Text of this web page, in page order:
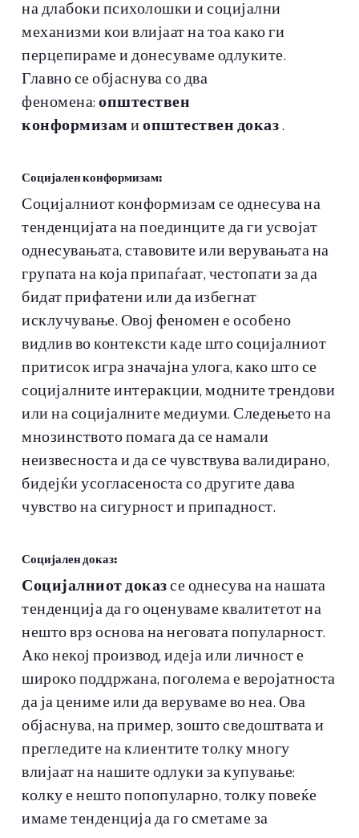
на длабоки психолошки и социјални
механизми кои влијаат на тоа како ги
перцепираме и донесуваме одлуките.
Главно се објаснува со два
феномена:општествен
конформизам иопштествен доказ .
Социјален конформизам:
Социјалниот конформизам се однесува на
тенденцијата на поединците да ги усвојат
однесувањата, ставовите или верувањата на
групата на која припаѓаат, честопати за да
бидат прифатени или да избегнат
исклучување. Овој феномен е особено
видлив во контексти каде што социјалниот
притисок игра значајна улога, како што се
социјалните интеракции, модните трендови
или на социјалните медиуми. Следењето на
мнозинството помага да се намали
неизвесноста и да се чувствува валидирано,
бидејќи усогласеноста со другите дава
чувство на сигурност и припадност.
Социјален доказ:
Социјалниот доказ се однесува на нашата
тенденција да го оценуваме квалитетот на
нешто врз основа на неговата популарност.
Ако некој производ, идеја или личност е
широко поддржана, поголема е веројатноста
да ја цениме или да веруваме во неа. Ова
објаснува, на пример, зошто сведоштвата и
прегледите на клиентите толку многу
влијаат на нашите одлуки за купување:
колку е нешто попопуларно, толку повеќе
имаме тенденција да го сметаме за